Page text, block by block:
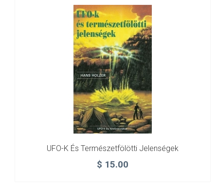
UFO-K És Természetfölötti Jelenségek
$ 15.00